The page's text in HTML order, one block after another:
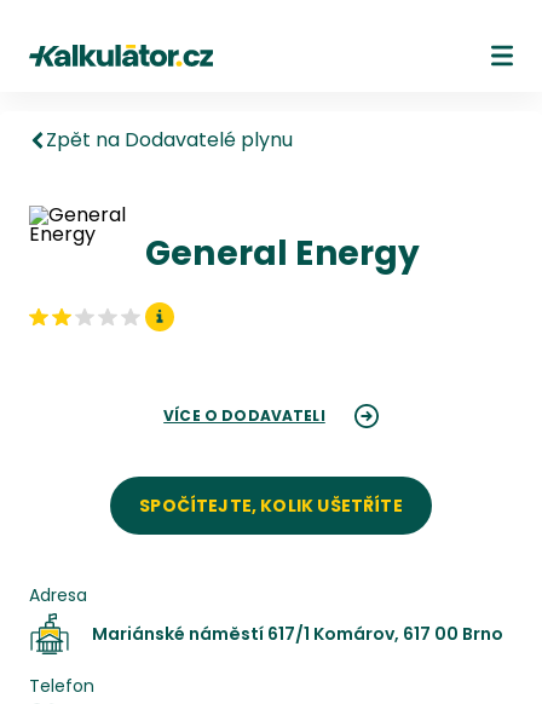
Kalkulátor.cz
Zpět na Dodavatelé plynu
General Energy
VÍCE O DODAVATELI
SPOČÍTEJTE, KOLIK UŠETŘÍTE
Adresa
Mariánské náměstí 617/1 Komárov, 617 00 Brno
Telefon